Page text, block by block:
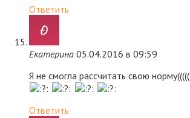
Ответить
Екатерина 05.04.2016 в 09:59
Я не смогла рассчитать свою норму(((((
Ответить